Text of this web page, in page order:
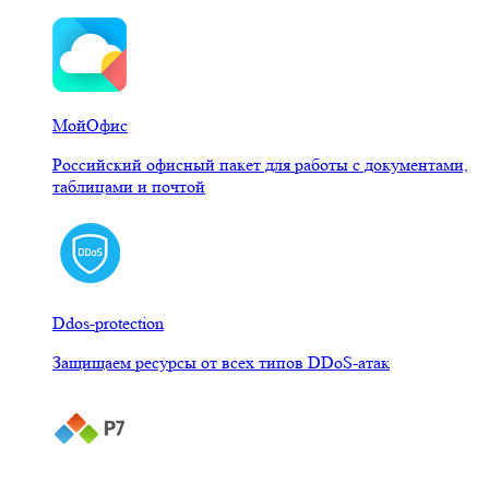
МойОфис
Российский офисный пакет для работы с документами,
таблицами и почтой
Ddos-protection
Защищаем ресурсы от всех типов DDoS-атак